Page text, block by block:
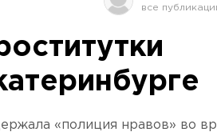
«полиция нравов» во